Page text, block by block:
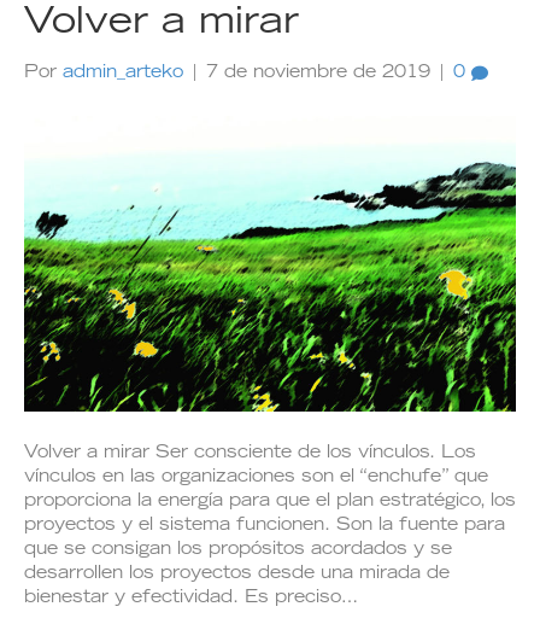
Volver a mirar
Por admin_arteko 7 de noviembre de 2019 0
Volver a mirar Ser consciente de los vínculos. Los
vínculos en las organizaciones son el “enchufe” que
proporciona la energía para que el plan estratégico, los
proyectos y el sistema funcionen. Son la fuente para
que se consigan los propósitos acordados y se
desarrollen los proyectos desde una mirada de
bienestar y efectividad. Es preciso…